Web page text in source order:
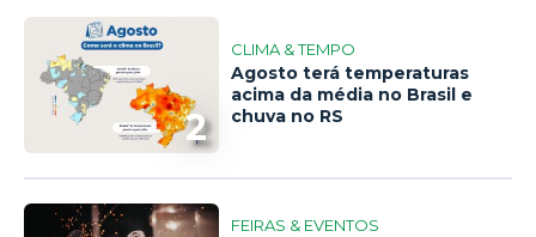
2
CLIMA & TEMPO
Agosto terá temperaturas
acima da média no Brasil e
chuva no RS
FEIRAS & EVENTOS